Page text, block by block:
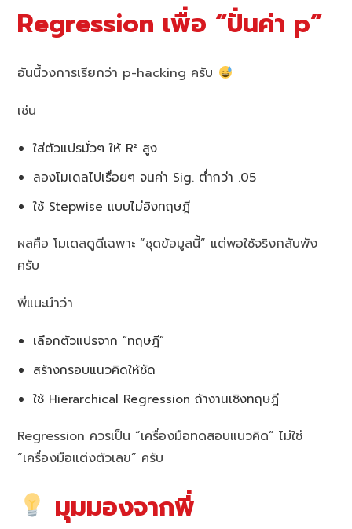
Regression เพื่อ “ปั่นค่า p”
อันนี้วงการเรียกว่า p-hacking ครับ
เช่น
ใส่ตัวแปรมั่วๆ ให้ R² สูง
ลองโมเดลไปเรื่อยๆ จนค่า Sig. ต่ำกว่า .05
ใช้ Stepwise แบบไม่อิงทฤษฎี
ผลคือ โมเดลดูดีเฉพาะ “ชุดข้อมูลนี้” แต่พอใช้จริงกลับพัง
ครับ
พี่แนะนำว่า
เลือกตัวแปรจาก “ทฤษฎี”
สร้างกรอบแนวคิดให้ชัด
ใช้ Hierarchical Regression ถ้างานเชิงทฤษฎี
Regression ควรเป็น “เครื่องมือทดสอบแนวคิด” ไม่ใช่
“เครื่องมือแต่งตัวเลข” ครับ
มุมมองจากพี่